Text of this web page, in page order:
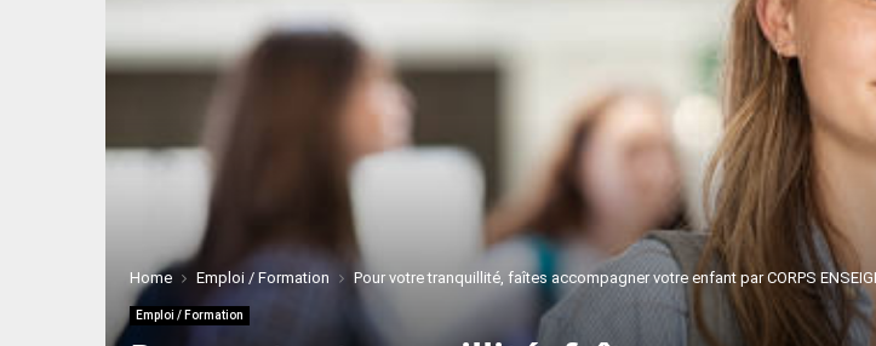
Home Emploi / Formation Pour votre tranquillité, faîtes accompagner votre enfant par CORPS
Emploi / Formation